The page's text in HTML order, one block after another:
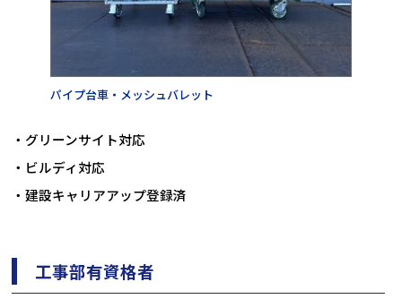
パイプ台車・メッシュバレット
・グリーンサイト対応
・ビルディ対応
・建設キャリアアップ登録済
工事部有資格者